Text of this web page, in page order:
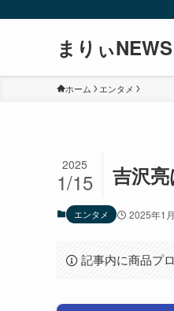
まりぃNEWS
ホーム エンタメ
吉沢
2025
1/15
エンタメ 2025年1
記事内に商品プ